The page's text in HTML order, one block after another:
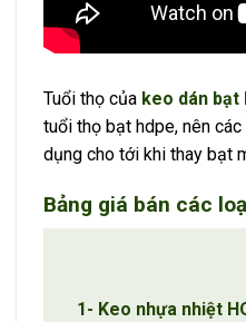
Tuổi thọ của keo dán bạt
tuổi thọ bạt hdpe, nên
dụng cho tới khi thay bạt
Bảng giá bán các
1- Keo nhựa nhiệt